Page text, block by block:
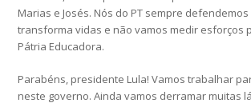
Marias e Josés. Nós do PT sempre
transforma vidas e não vamos medir esforços
Pátria Educadora.
Parabéns, presidente Lula! Vamos trabalhar
neste governo. Ainda vamos derramar muitas